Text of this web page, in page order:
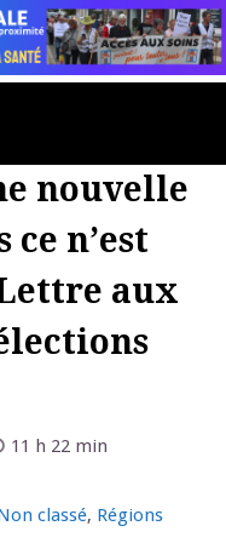
nouvelle
n’est
aux
11 h 22 min
classé, Régions